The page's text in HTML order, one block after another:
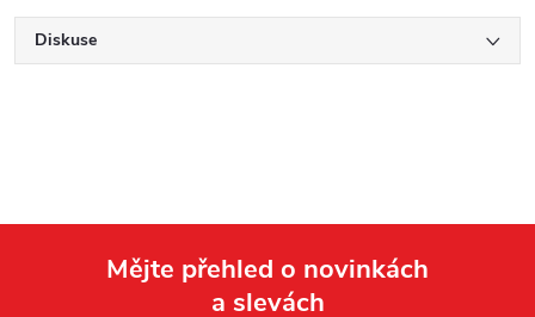
Diskuse
Mějte přehled o novinkách
a slevách